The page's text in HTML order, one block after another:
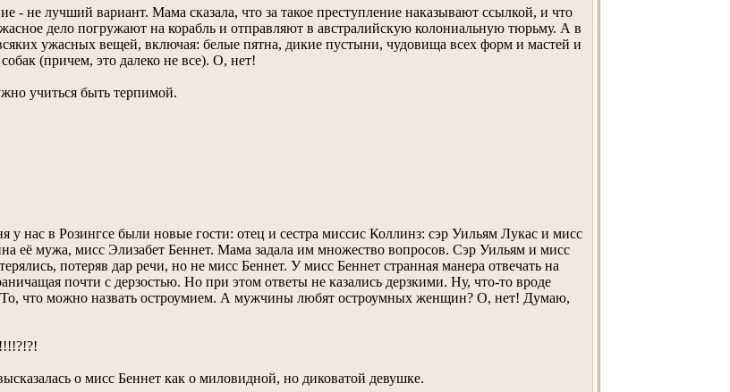
- не лучший вариант. Мама сказала, что за такое преступление наказывают ссылкой, и что
дело погружают на корабль и отправляют в австралийскую колониальную тюрьму. А в
ужасных вещей, включая: белые пятна, дикие пустыни, чудовища всех форм и мастей и
(причем, это далеко не все). О, нет!
учиться быть терпимой.
у нас в Розингсе были новые гости: отец и сестра миссис Коллинз: сэр Уильям Лукас и мисс
её мужа, мисс Элизабет Беннет. Мама задала им множество вопросов. Сэр Уильям и мисс
потеряв дар речи, но не мисс Беннет. У мисс Беннет странная манера отвечать на
почти с дерзостью. Но при этом ответы не казались дерзкими. Ну, что-то вроде
То, что можно назвать остроумием. А мужчины любят остроумных женщин? О, нет! Думаю,
о мисс Беннет как о миловидной, но диковатой девушке.